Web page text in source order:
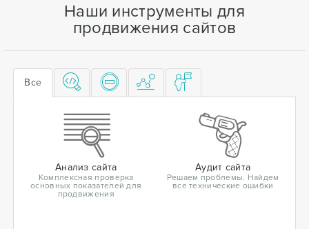
Наши инструменты для
продвижения сайтов
Все
Анализ сайта
Комплексная проверка
основных показателей для
продвижения
Аудит сайта
Решаем проблемы. Найдем
все технические ошибки